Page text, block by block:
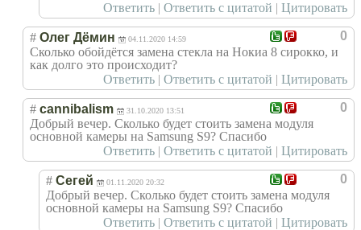
Ответить | Ответить с цитатой | Цитировать
0
# Олег Дёмин 04.11.2020 14:59
Сколько обойдётся замена стекла на Нокиа 8 сирокко, и
как долго это происходит?
Ответить | Ответить с цитатой | Цитировать
0
# cannibalism 31.10.2020 13:51
Добрый вечер. Сколько будет стоить замена модуля
основной камеры на Samsung S9? Спасибо
Ответить | Ответить с цитатой | Цитировать
0
# Сегей 01.11.2020 20:32
Добрый вечер. Сколько будет стоить замена модуля
основной камеры на Samsung S9? Спасибо
Ответить | Ответить с цитатой | Цитировать